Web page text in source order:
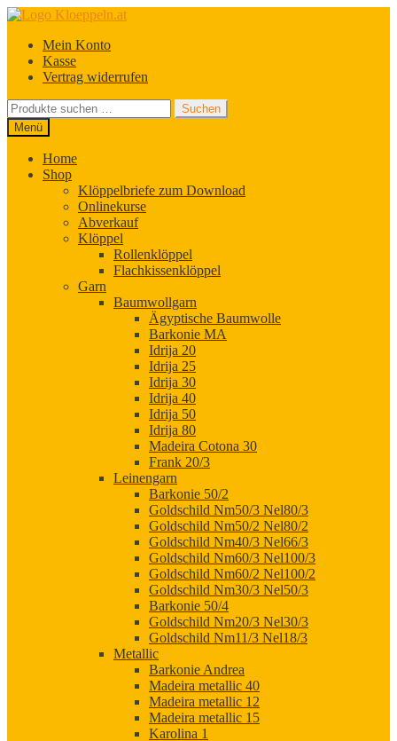
Zur
springen
Zum
springenMein Konto
Kasse
Vertrag widerrufen
Suchen
nach:
Suchen
Menü
Home
Shop
Klöppelbriefe zum Download
Onlinekurse
Abverkauf
Klöppel
Rollenklöppel
Flachkissenklöppel
Garn
Baumwollgarn
Ägyptische Baumwolle
Barkonie MA
Idrija 20
Idrija 25
Idrija 30
Idrija 40
Idrija 50
Idrija 80
Madeira Cotona 30
Frank 20/3
Leinengarn
Barkonie 50/2
Goldschild Nm50/3 Nel80/3
Goldschild Nm50/2 Nel80/2
Goldschild Nm40/3 Nel66/3
Goldschild Nm60/3 Nel100/3
Goldschild Nm60/2 Nel100/2
Goldschild Nm30/3 Nel50/3
Barkonie 50/4
Goldschild Nm20/3 Nel30/3
Goldschild Nm11/3 Nel18/3
Metallic
Barkonie Andrea
Madeira metallic 40
Madeira metallic 12
Madeira metallic 15
Karolina 1